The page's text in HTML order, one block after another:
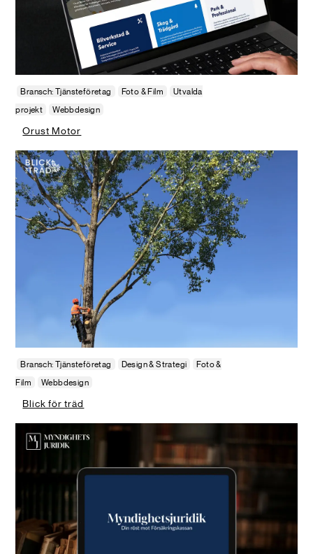
Bransch: Tjänsteföretag Foto & Film
Utvalda
projekt
Webbdesign
Orust Motor
Bransch: Tjänsteföretag Design & Strategi
Foto &
Film
Webbdesign
Blick för träd